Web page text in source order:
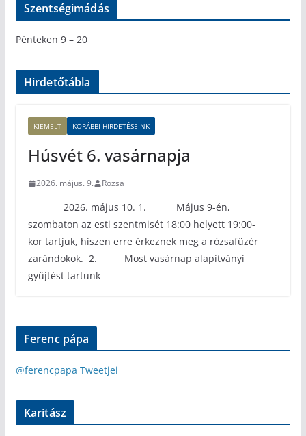
Szentségimádás
Pénteken 9 – 20
Hirdetőtábla
KIEMELT KORÁBBI HIRDETÉSEINK
Húsvét 6. vasárnapja
2026. május. 9. Rozsa
2026. május 10. 1. Május 9-én,
szombaton az esti szentmisét 18:00 helyett 19:00-
kor tartjuk, hiszen erre érkeznek meg a rózsafüzér
zarándokok. 2. Most vasárnap alapítványi
gyűjtést tartunk
Ferenc pápa
@ferencpapa Tweetjei
Karitász